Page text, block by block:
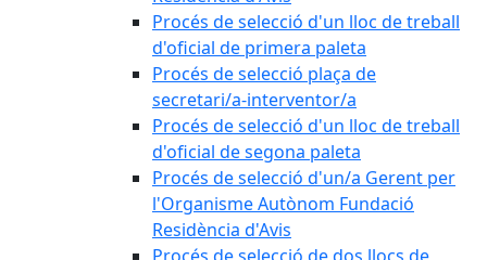
Procés de selecció d'un lloc de treball
d'oficial de primera paleta
Procés de selecció plaça de
secretari/a-interventor/a
Procés de selecció d'un lloc de treball
d'oficial de segona paleta
Procés de selecció d'un/a Gerent per
l'Organisme Autònom Fundació
Residència d'Avis